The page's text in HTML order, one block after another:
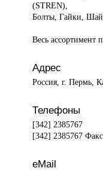
(STREN),
Болты, Гайки,
Весь ассортимент
Адрес
Россия, г. Пермь,
Телефоны
[342] 2385767
[342] 2385767 Факс
eMail